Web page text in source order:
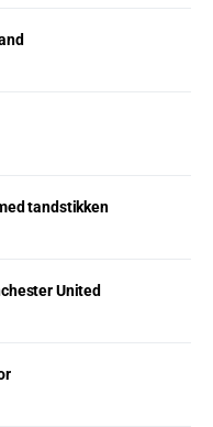
tandstikken
United